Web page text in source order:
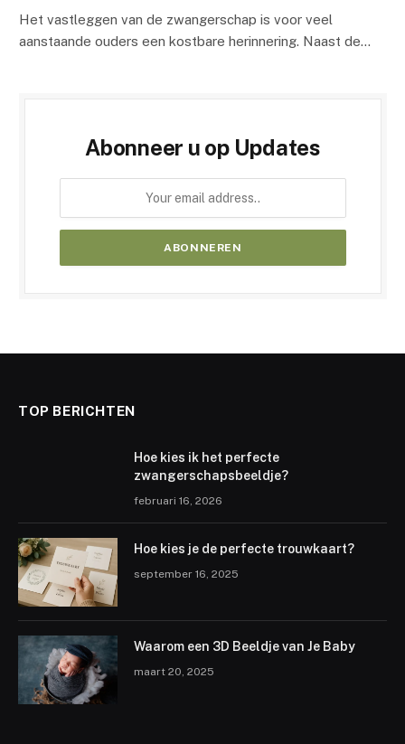
Het vastleggen van de zwangerschap is voor veel
aanstaande ouders een kostbare herinnering. Naast de…
Abonneer u op Updates
TOP BERICHTEN
Hoe kies ik het perfecte
zwangerschapsbeeldje?
februari 16, 2026
Hoe kies je de perfecte trouwkaart?
september 16, 2025
Waarom een 3D Beeldje van Je Baby
maart 20, 2025